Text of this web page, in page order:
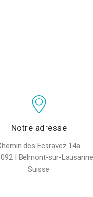
Notre adresse
des Ecaravez 14a
I Belmont-sur-Lausanne
Suisse